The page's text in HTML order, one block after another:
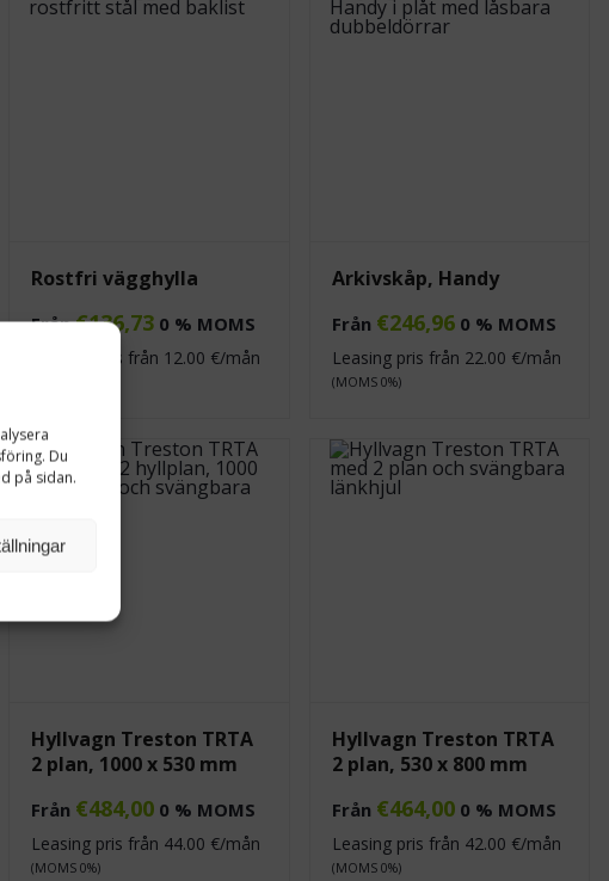
Du
på sidan.
Rostfri vägghylla
Från€136,73 0 % MOMS
Leasing pris från 12.00 €/mån
Arkivskåp, Handy
Från €246,96 0 % MOMS
Leasing pris från 22.00 €/mån
(MOMS 0%)
Hyllvagn Treston TRTA
2 plan, 1000 x 530 mm
Från €484,00 0 % MOMS
Leasing pris från 44.00 €/mån
(MOMS 0%)
Hyllvagn Treston TRTA
2 plan, 530 x 800 mm
Från €464,00 0 % MOMS
Leasing pris från 42.00 €/mån
(MOMS 0%)